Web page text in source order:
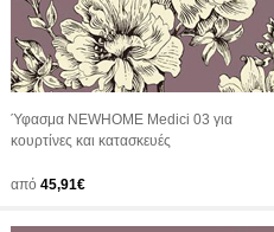
Ύφασμα NEWHOME Medici 03 για
κουρτίνες και κατασκευές
από 45,91€